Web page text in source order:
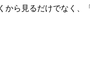
から見るだけでなく、「